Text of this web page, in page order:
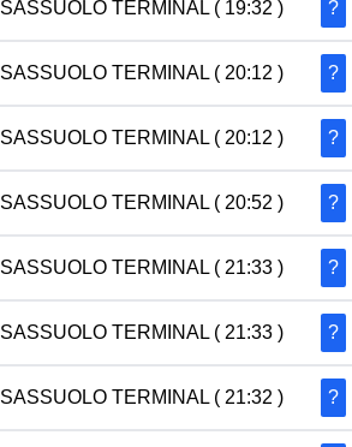
SASSUOLO TERMINAL ( 19:32 ) ?
SASSUOLO TERMINAL ( 20:12 ) ?
SASSUOLO TERMINAL ( 20:12 ) ?
SASSUOLO TERMINAL ( 20:52 ) ?
SASSUOLO TERMINAL ( 21:33 ) ?
SASSUOLO TERMINAL ( 21:33 ) ?
SASSUOLO TERMINAL ( 21:32 ) ?